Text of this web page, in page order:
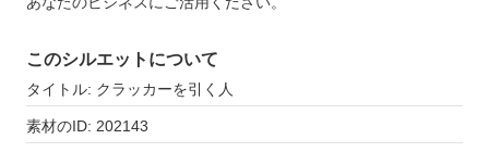
このシルエットについて
タイトル: クラッカーを引く人
素材のID: 202143